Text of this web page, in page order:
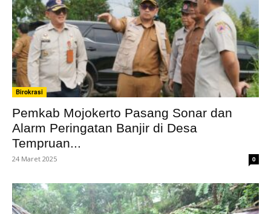
Birokrasi
Pemkab Mojokerto Pasang Sonar dan
Alarm Peringatan Banjir di Desa
Tempruan...
24 Maret 2025 0